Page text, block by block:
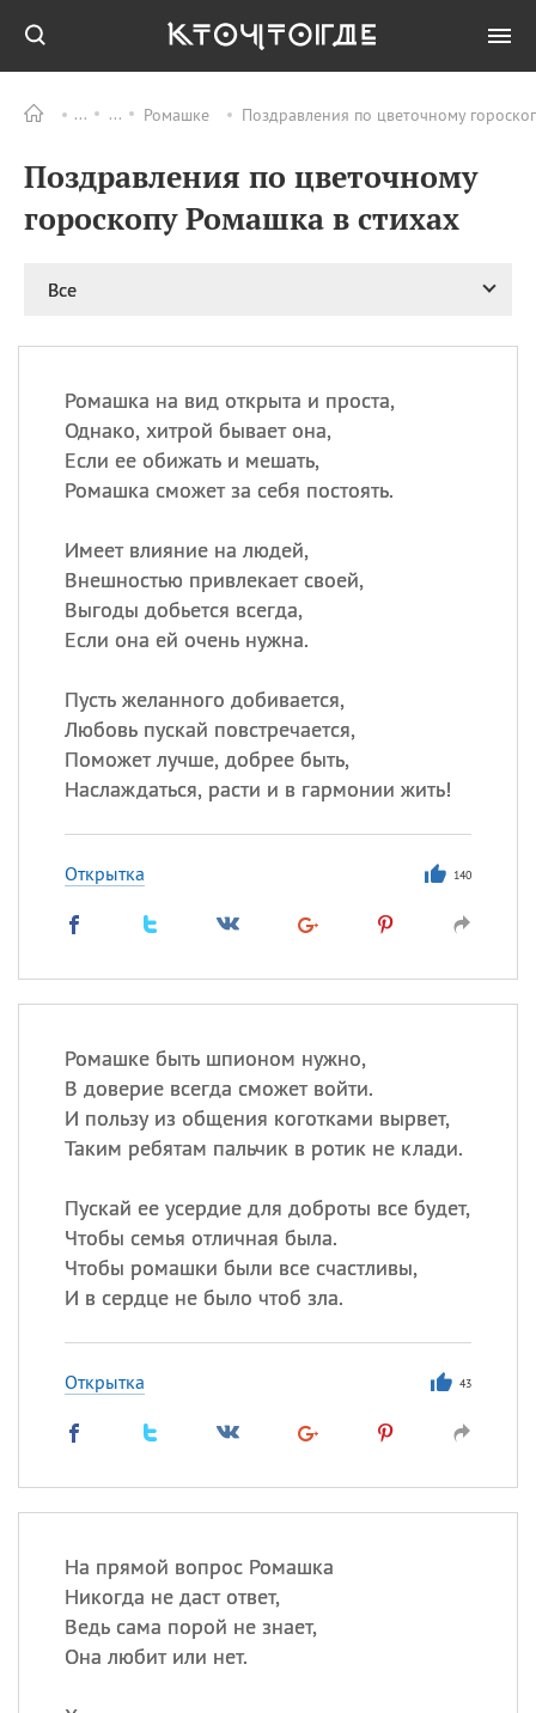
Ромашке Поздравления по цветочному
Поздравления по цветочному
гороскопу Ромашка в стихах
Все
Ромашка на вид открыта и проста,
Однако, хитрой бывает она,
Если ее обижать и мешать,
Ромашка сможет за себя постоять.
Имеет влияние на людей,
Внешностью привлекает своей,
Выгоды добьется всегда,
Если она ей очень нужна.
Пусть желанного добивается,
Любовь пускай повстречается,
Поможет лучше, добрее быть,
Наслаждаться, расти и в гармонии жить!
Открытка 140
Ромашке быть шпионом нужно,
В доверие всегда сможет войти.
И пользу из общения коготками вырвет,
Таким ребятам пальчик в ротик не клади.
Пускай ее усердие для доброты все будет,
Чтобы семья отличная была.
Чтобы ромашки были все счастливы,
И в сердце не было чтоб зла.
Открытка 43
На прямой вопрос Ромашка
Никогда не даст ответ,
Ведь сама порой не знает,
Она любит или нет.
ПРАЗДНИКИ Все
08.08 День «Счастье
случается» (Happiness
Happens Day)
великомученика
покровителя всех
врачей и целителя
больных
09.08 День книголюбов (Book
ИМЕНА
Сегодня празднуют именины
Александр
Анна
Посмотреть значениеи